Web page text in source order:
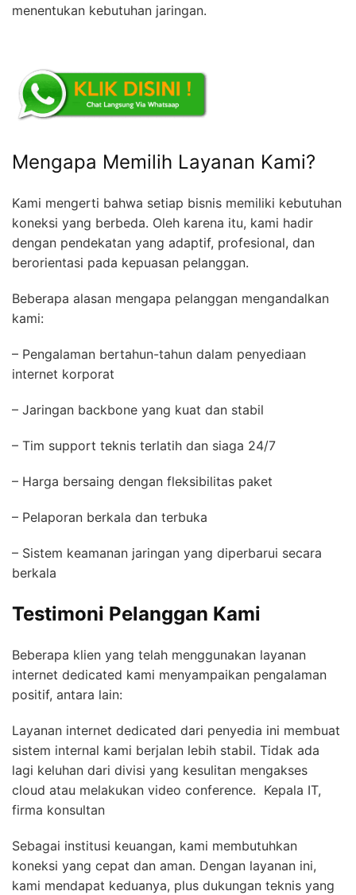
menentukan kebutuhan jaringan.
Mengapa Memilih Layanan Kami?
Kami mengerti bahwa setiap bisnis memiliki kebutuhan
koneksi yang berbeda. Oleh karena itu, kami hadir
dengan pendekatan yang adaptif, profesional, dan
berorientasi pada kepuasan pelanggan.
Beberapa alasan mengapa pelanggan mengandalkan
kami:
– Pengalaman bertahun-tahun dalam penyediaan
internet korporat
– Jaringan backbone yang kuat dan stabil
– Tim support teknis terlatih dan siaga 24/7
– Harga bersaing dengan fleksibilitas paket
– Pelaporan berkala dan terbuka
– Sistem keamanan jaringan yang diperbarui secara
berkala
Testimoni Pelanggan Kami
Beberapa klien yang telah menggunakan layanan
internet dedicated kami menyampaikan pengalaman
positif, antara lain:
Layanan internet dedicated dari penyedia ini membuat
sistem internal kami berjalan lebih stabil. Tidak ada
lagi keluhan dari divisi yang kesulitan mengakses
cloud atau melakukan video conference.  Kepala IT,
firma konsultan
Sebagai institusi keuangan, kami membutuhkan
koneksi yang cepat dan aman. Dengan layanan ini,
kami mendapat keduanya, plus dukungan teknis yang